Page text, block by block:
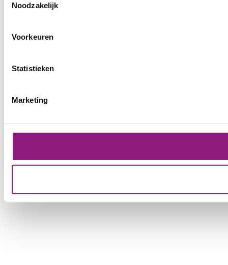
Noodzakelijk
Voorkeuren
Statistieken
Marketing